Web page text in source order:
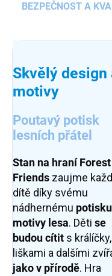
BEZPEČNOST A
Skvělý design
motivy
Poutavý potisk
lesních přátel
Stan na hraníForest
Friends zaujme
dítě díky svému
nádhernému
motivy lesa. Děti se
budou cítit s králíčky,
liškami a dalšími
jako v přírodě. Hra